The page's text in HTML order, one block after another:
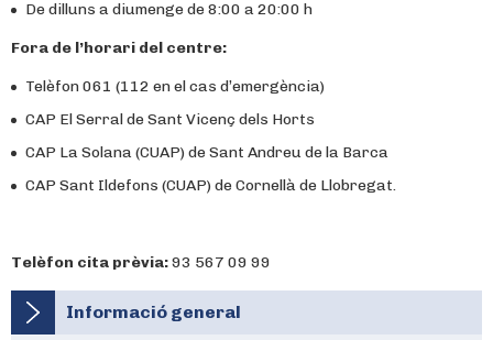
De dilluns a diumenge de 8:00 a 20:00 h
Fora de l’horari del centre:
Telèfon 061 (112 en el cas d’emergència)
CAP El Serral de Sant Vicenç dels Horts
CAP La Solana (CUAP) de Sant Andreu de la Barca
CAP Sant Ildefons (CUAP) de Cornellà de Llobregat.
Telèfon cita prèvia:93 567 09 99
Informació general